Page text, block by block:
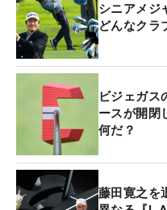
シニアメジ
どんなクラ
ビジェガス
ースが開閉
何だ？
藤田寛之を